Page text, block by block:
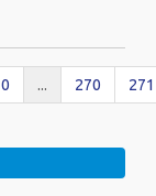
... 270 271